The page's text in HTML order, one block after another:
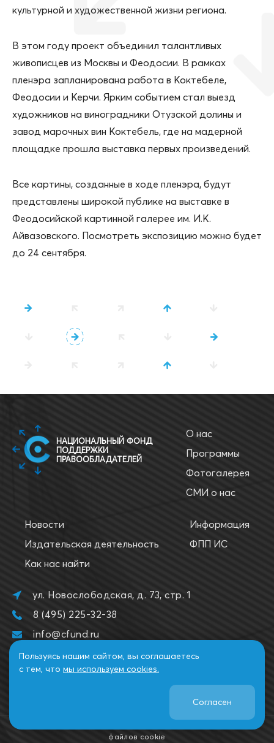
культурной и художественной жизни региона.
В этом году проект объединил талантливых
живописцев из Москвы и Феодосии. В рамках
пленэра запланирована работа в Коктебеле,
Феодосии и Керчи. Ярким событием стал выезд
художников на виноградники Отузской долины и
завод марочных вин Коктебель, где на мадерной
площадке прошла выставка первых произведений.
Все картины, созданные в ходе пленэра, будут
представлены широкой публике на выставке в
Феодосийской картинной галерее им. И.К.
Айвазовского. Посмотреть экспозицию можно будет
до 24 сентября.
НАЦИОНАЛЬНЫЙ ФОНД
ПОДДЕРЖКИ
ПРАВООБЛАДАТЕЛЕЙ
О нас
Программы
Фотогалерея
СМИ о нас
Новости
Издательская деятельность
Как нас найти
Информация
ФПП ИС
ул. Новослободская, д. 73, стр. 1
8 (495) 225-32-38
info@cfund.ru
файлов cookie
Пользуясь нашим сайтом, вы соглашаетесь
с тем, что мы используем cookies.
Согласен